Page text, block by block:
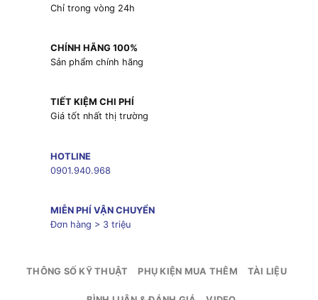
Chỉ trong vòng 24h
CHÍNH HÃNG 100%
Sản phẩm chính hãng
TIẾT KIỆM CHI PHÍ
Giá tốt nhất thị trường
HOTLINE
0901.940.968
MIỄN PHÍ VẬN CHUYỂN
Đơn hàng > 3 triệu
THÔNG SỐ KỸ THUẬT PHỤ KIỆN MUA THÊM TÀI LIỆU